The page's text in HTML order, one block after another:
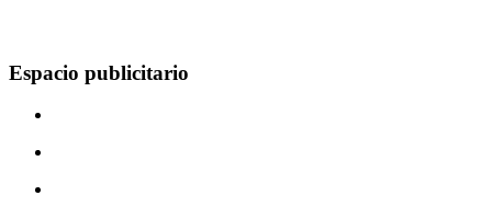
Espacio publicitario